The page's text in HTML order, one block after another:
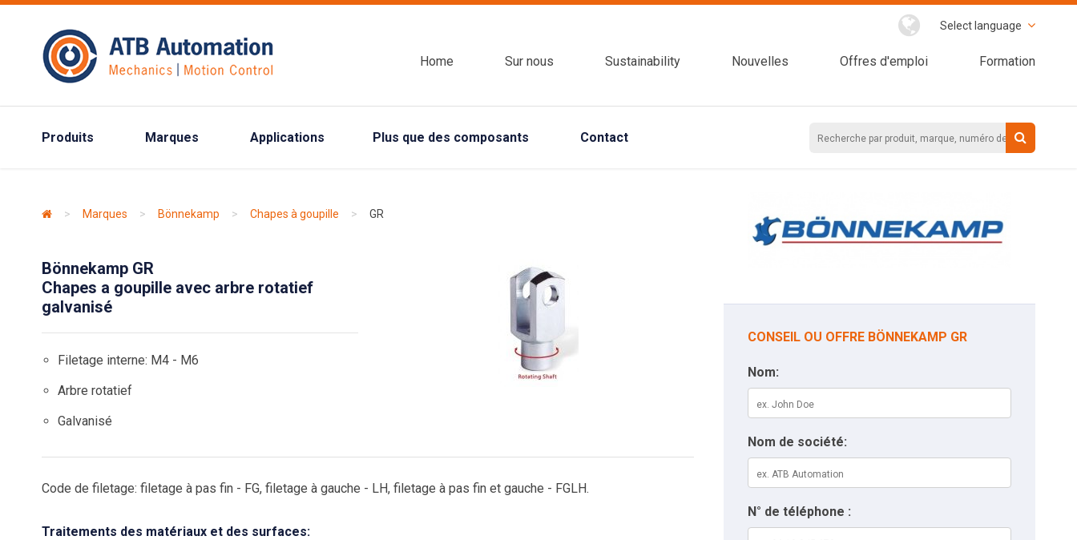
Select language
Home Sur nous Sustainability Nouvelles Offres d'emploi Formation
Produits Marques Applications Plus que des composants Contact
> Marques > Bönnekamp > Chapes à goupille > GR
Bönnekamp GR
Chapes a goupille avec arbre rotatief
galvanisé
Filetage interne: M4 - M6
Arbre rotatief
Galvanisé
Code de filetage: filetage à pas fin - FG, filetage à gauche - LH, filetage à pas fin et gauche - FGLH.
Traitements des matériaux et des surfaces:
CONSEIL OU OFFRE BÖNNEKAMP GR
Nom:
Nom de société:
N° de téléphone :